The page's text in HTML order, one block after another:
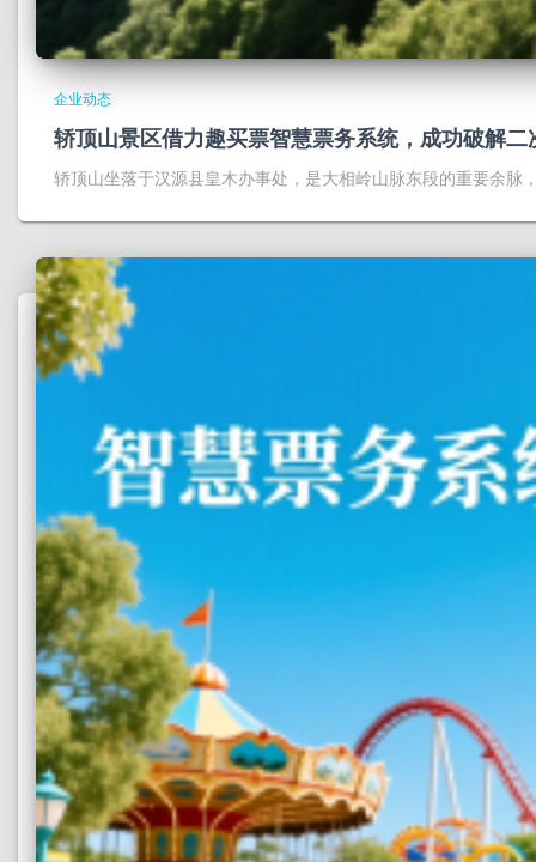
企业动态
轿顶山景区借力趣买票智慧票务系统，成功破解
轿顶山坐落于汉源县皇木办事处，是大相岭山脉东段的重要余脉